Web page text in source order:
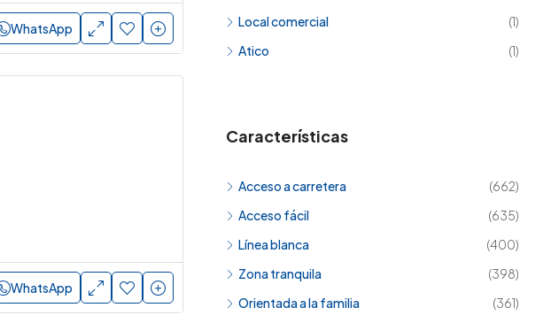
WhatsApp
WhatsApp
Local comercial
(1)
Atico
(1)
Características
Acceso a carretera
(662)
Acceso fácil
(635)
Línea blanca
(400)
Zona tranquila
(398)
Orientada a la familia
(361)